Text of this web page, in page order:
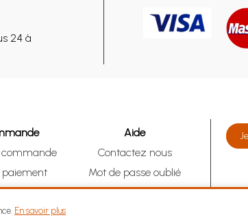
24 à
paiement
achats
Aide
Contactez nous
Mot de passe oublié
Je me rétracte
En savoir plus